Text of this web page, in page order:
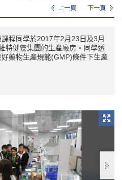
上一頁 下一頁
程同學於2017年2月23日及3月
特健靈集團的生產廠房。同學透
藥物生產規範(GMP)條件下生產
及保健產品管理高級文憑課程同